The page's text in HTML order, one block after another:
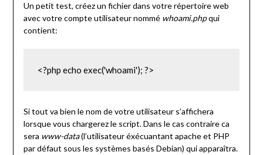
Un petit test, créez un fichier dans votre répertoire web
avec votre compte utilisateur nommé whoami.phpqui
contient:
<?php echo exec('whoami'); ?>
Si tout va bien le nom de votre utilisateur s’affichera
lorsque vous chargerez le script. Dans le cas contraire ca
sera www-data(l’utilisateur éxécuantant apache et PHP
par défaut sous les systèmes basés Debian) qui apparaîtra.